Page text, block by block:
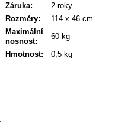
Záruka:
2 roky
Rozměry:
114 x 46 cm
Maximální
nosnost:
60 kg
Hmotnost: 0,5 kg